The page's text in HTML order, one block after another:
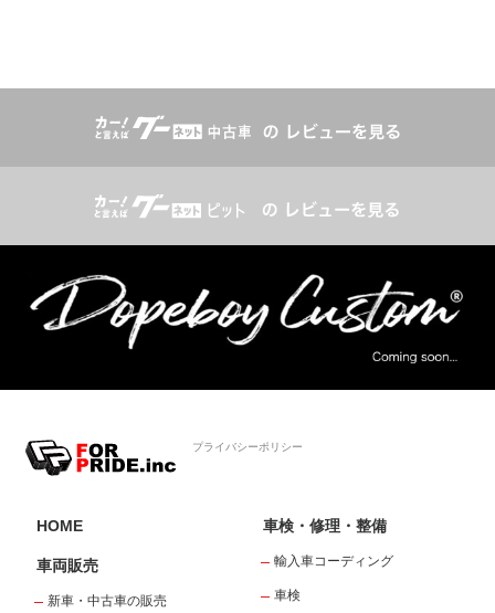
プライバシーポリシー
HOME
車両販売
新車・中古車の販売
車検・修理・整備
輸入車コーディング
車検